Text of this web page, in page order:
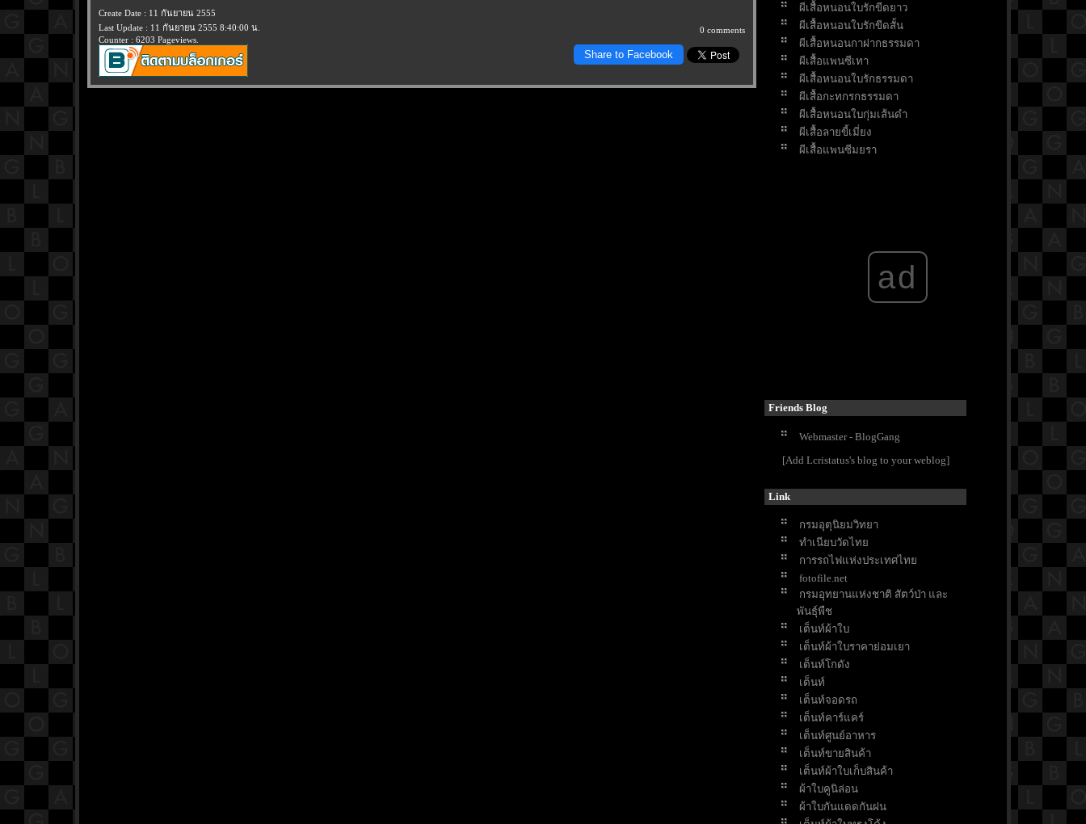
Create Date : 11 กันยายน 2555
Last Update : 11 กันยายน 2555 8:40:00 น.
Counter : 6203 Pageviews.
0 comments
Share to Facebook
ผีเสื้อหนอนใบรักขีดยาว
ผีเสื้อหนอนใบรักขีดสั้น
ผีเสื้อหนอนกาฝากธรรมดา
ผีเสื้อแพนซีเทา
ผีเสื้อหนอนใบรักธรรมดา
ผีเสื้อกะทกรกธรรมดา
ผีเสื้อหนอนใบกุ่มเส้นดำ
ผีเสื้อลายขี้เมี่ยง
ผีเสื้อแพนซีมยุรา
ad
Friends Blog
Webmaster - BlogGang
[Add Lcristatus's blog to your weblog]
Link
กรมอุตุนิยมวิทยา
ทำเนียบวัดไท
การรถไฟแห่งประเทศไท
fotofile.net
กรมอุทยานแห่งชาติ สัตว์ป่า และ
พันธุ์พืช
เต็นท์ผ้าใบ
เต็นท์ผ้าใบราคาย่อมเยา
เต็นท์โกดัง
เต็นท์
เต็นท์จอดรถ
เต็นท์คาร์แคร์
เต็นท์ศูนย์อาหาร
เต็นท์ขายสินค้า
เต็นท์ผ้าใบเก็บสินค้า
ผ้าใบคูนิล่อน
ผ้าใบกันแดดกันฝน